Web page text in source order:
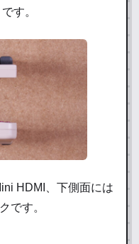
す。
HDMI、下側面には
です。